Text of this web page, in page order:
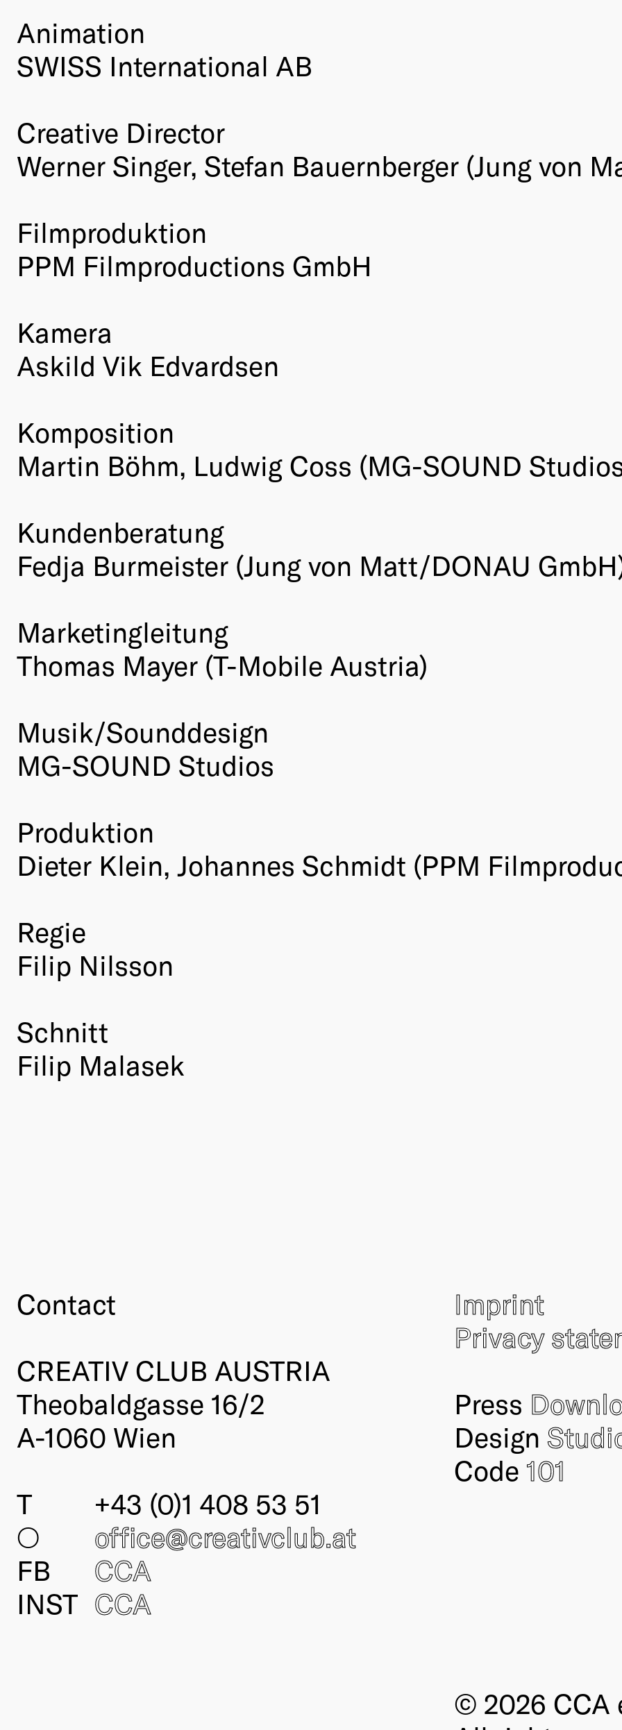
Animation
SWISS International AB
Creative Director
Werner Singer, Stefan Bauernberger (Jung von
Filmproduktion
PPM Filmproductions GmbH
Kamera
Askild Vik Edvardsen
Komposition
Martin Böhm, Ludwig Coss (MG-SOUND
Kundenberatung
Fedja Burmeister (Jung von Matt/DONAU
Marketingleitung
Thomas Mayer (T-Mobile Austria)
Musik/Sounddesign
MG-SOUND Studios
Produktion
Dieter Klein, Johannes Schmidt (PPM
Regie
Filip Nilsson
Schnitt
Filip Malasek
Contact
CREATIV CLUB AUSTRIA
Theobaldgasse 16/2
A-1060 Wien
T
+43 (0)1 408 53 51
○
office@creativclub.at
FB
CCA
INST CCA
Imprint
Privacy
Press
Design
Code 101
© 2026 CCA